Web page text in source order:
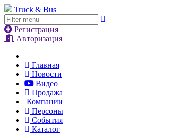
Truck & Bus
Регистрация
Авторизация
Главная
Новости
Видео
Продажа
Компании
Персоны
События
Каталог